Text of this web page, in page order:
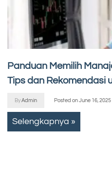
Panduan Memilih
Tips dan Rekomendasi
ByAdmin Posted onJune 16, 2025
Selengkapnya »